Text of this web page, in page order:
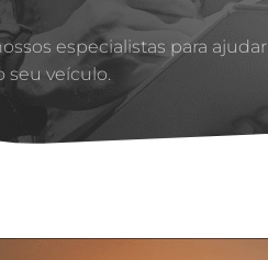
especialistas para ajudar
seu veículo.